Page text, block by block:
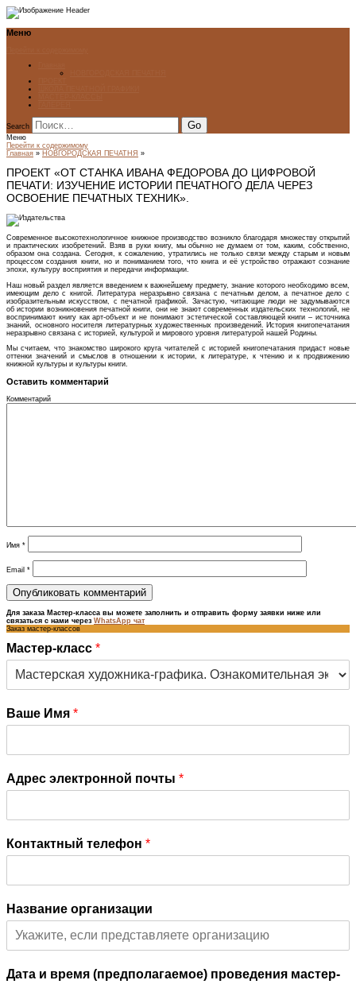
Меню
Search
Меню
Перейти к содержимому
Главная » НОВГОРОДСКАЯ ПЕЧАТНЯ »
ПРОЕКТ «ОТ СТАНКА ИВАНА ФЕДОРОВА ДО ЦИФРОВОЙ
ПЕЧАТИ: ИЗУЧЕНИЕ ИСТОРИИ ПЕЧАТНОГО ДЕЛА ЧЕРЕЗ
ОСВОЕНИЕ ПЕЧАТНЫХ ТЕХНИК».
Современное высокотехнологичное книжное производство возникло благодаря множеству открытий
и практических изобретений. Взяв в руки книгу, мы обычно не думаем от том, каким, собственно,
образом она создана. Сегодня, к сожалению, утратились не только связи между старым и новым
процессом создания книги, но и пониманием того, что книга и её устройство отражают сознание
эпохи, культуру восприятия и передачи информации.
Наш новый раздел является введением к важнейшему предмету, знание которого необходимо всем,
имеющим дело с книгой. Литература неразрывно связана с печатным делом, а печатное дело с
изобразительным искусством, с печатной графикой. Зачастую, читающие люди не задумываются
об истории возникновения печатной книги, они не знают современных издательских технологий, не
воспринимают книгу как арт-объект и не понимают эстетической составляющей книги – источника
знаний, основного носителя литературных художественных произведений. История книгопечатания
неразрывно связана с историей, культурой и мирового уровня литературой нашей Родины.
Мы считаем, что знакомство широкого круга читателей с историей книгопечатания придаст новые
оттенки значений и смыслов в отношении к истории, к литературе, к чтению и к продвижению
книжной культуры и культуры книги.
Оставить комментарий
Комментарий
Имя *
Email *
Для заказа Мастер-класса вы можете заполнить и отправить форму заявки ниже или
связаться с нами через WhatsApp чат
Заказ мастер-классов
Мастер-класс *
Ваше Имя *
Адрес электронной почты *
Контактный телефон *
Название организации
Дата и время (предполагаемое) проведения мастер-